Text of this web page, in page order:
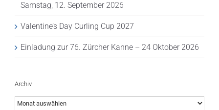
Samstag, 12. September 2026
Valentine’s Day Curling Cup 2027
Einladung zur 76. Zürcher Kanne – 24 Oktober 2026
Archiv
Archiv